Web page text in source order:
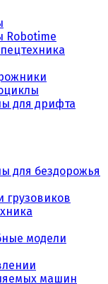
Robotime
для дрифта
для бездорожья
грузовиков
модели
машин